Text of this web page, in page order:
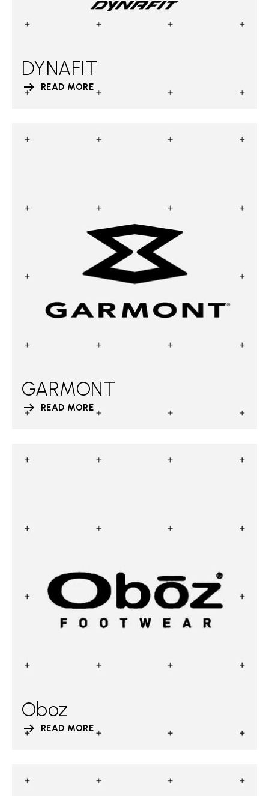
DYNAFIT
READ MORE
GARMONT
READ MORE
Oboz
READ MORE